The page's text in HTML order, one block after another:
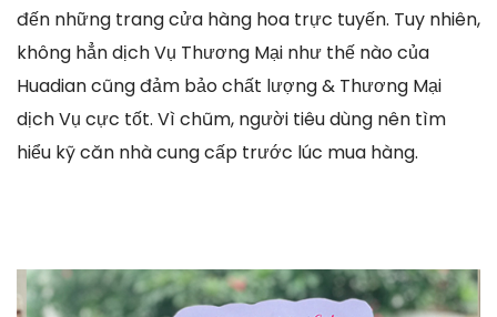
đến những trang cửa hàng hoa trực tuyến. Tuy nhiên,
không hẳn dịch Vụ Thương Mại như thế nào của
Huadian cũng đảm bảo chất lượng & Thương Mại
dịch Vụ cực tốt. Vì chũm, người tiêu dùng nên tìm
hiểu kỹ căn nhà cung cấp trước lúc mua hàng.